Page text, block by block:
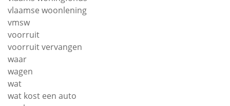
vlaamse woonlening
vmsw
voorruit
voorruit vervangen
waar
wagen
wat
wat kost een auto